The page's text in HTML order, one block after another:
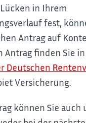
in Ihrem
fest,
Antrag auf
Antrag finden Sie
Deutschen
Versicherung.
können Sie auch